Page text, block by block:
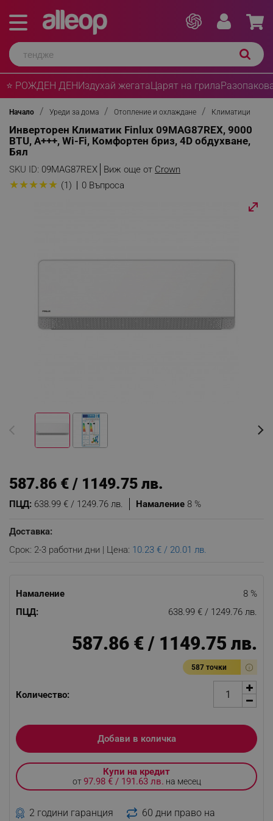
⭐ РОЖДЕН ДЕНИздухай жегатаЦарят на грила
Начало Уреди за дома Отопление и охлаждане Климатици
Инверторен Климатик Finlux 09MAG87REX, 9000
BTU, A+++, Wi-Fi, Комфортен бриз, 4D обдухване,
Бял
SKU ID: 09MAG87REX Виж още от Crown
★★★★★ (1) 0 Въпроса
Намаление 8 %
ПЦД: 638.99 € / 1249.76 лв.
587.86 € / 1149.75 лв.
Доставка:
Срок: 2-3 работни дни | Цена: 10.23 € / 20.01 лв.
Намаление
8 %
ПЦД:
638.99 € / 1249.76 лв.
587.86 € / 1149.75 лв.
587 точки
Количество:
Добави в количка
Купи на кредит
от97.98 € / 191.63 лв. на месец
2 години гаранция
60 дни право на